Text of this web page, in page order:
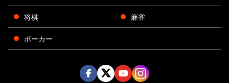
将棋 麻雀
ポーカー